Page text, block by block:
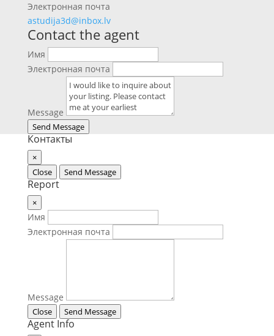
Электронная почта
astudija3d@inbox.lv
Contact the agent
Имя
Электронная почта
Message
Send Message
Контакты
×
Close
Send Message
Report
×
Имя
Электронная почта
Message
Close Send Message
Agent Info